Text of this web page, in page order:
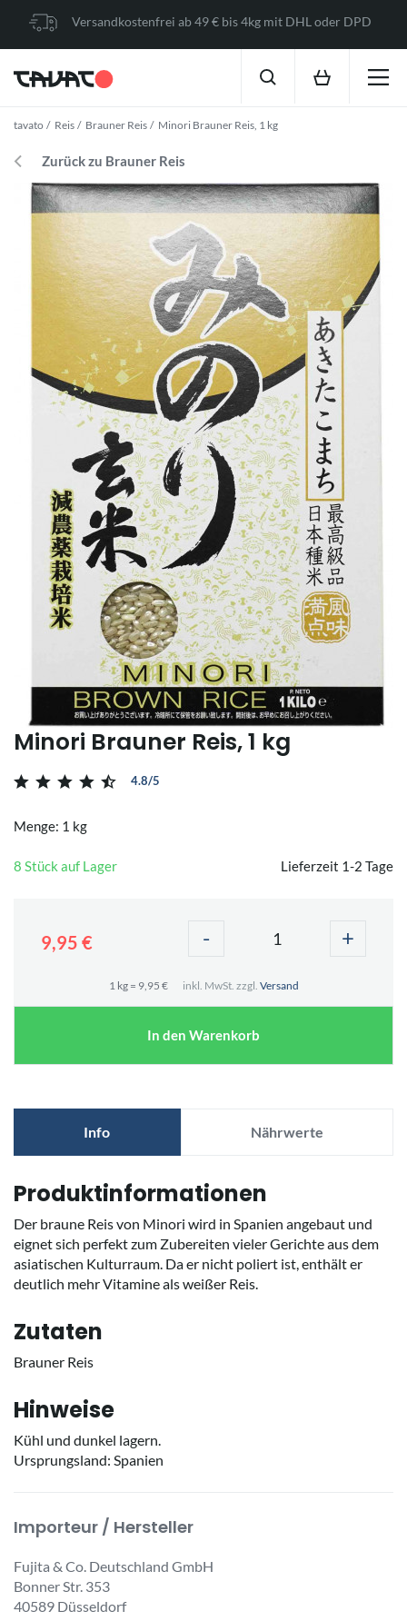
Versandkostenfrei ab 49 € bis 4kg mit DHL oder DPD
tavato Reis Brauner Reis Minori Brauner Reis, 1 kg
Zurück zu Brauner Reis
Minori Brauner Reis, 1 kg
4.8/5
Menge: 1 kg
8 Stück auf Lager Lieferzeit 1-2 Tage
9,95 € - +
1 kg = 9,95 € inkl. MwSt. zzgl. Versand
In den Warenkorb
Info Nährwerte
Produktinformationen
Der braune Reis von Minori wird in Spanien angebaut und
eignet sich perfekt zum Zubereiten vieler Gerichte aus dem
asiatischen Kulturraum. Da er nicht poliert ist, enthält er
deutlich mehr Vitamine als weißer Reis.
Zutaten
Brauner Reis
Hinweise
Kühl und dunkel lagern.
Ursprungsland: Spanien
Importeur / Hersteller
Fujita & Co. Deutschland GmbH
Bonner Str. 353
40589 Düsseldorf